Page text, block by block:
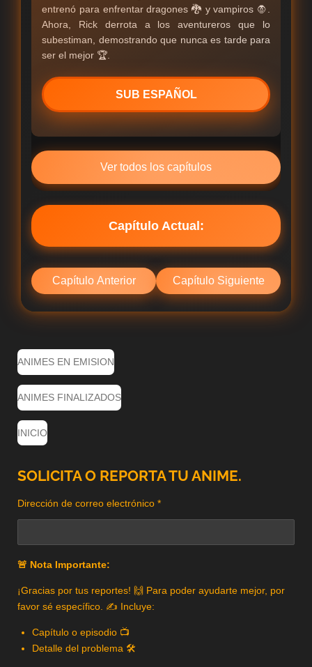
entrenó para enfrentar dragones 🐉 y vampiros 🧛.
Ahora, Rick derrota a los aventureros que lo
subestiman, demostrando que nunca es tarde para
ser el mejor 🏆.
SUB ESPAÑOL
Ver todos los capítulos
Capítulo Actual:
Capítulo Anterior Capítulo Siguiente
ANIMES EN EMISION
ANIMES FINALIZADOS
INICIO
SOLICITA O REPORTA TU ANIME.
Dirección de correo electrónico *
🚨 Nota Importante:
¡Gracias por tus reportes! 🙌 Para poder ayudarte mejor, por
favor sé específico. ✍️ Incluye:
Capítulo o episodio 📺
Detalle del problema 🛠️